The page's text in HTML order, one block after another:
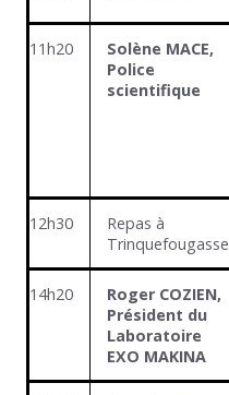
11h20
Solène MACE,
Police
scientifique
12h30
Repas à
Trinquefougasse
14h20
Roger COZIEN,
Président du
Laboratoire
EXO MAKINA